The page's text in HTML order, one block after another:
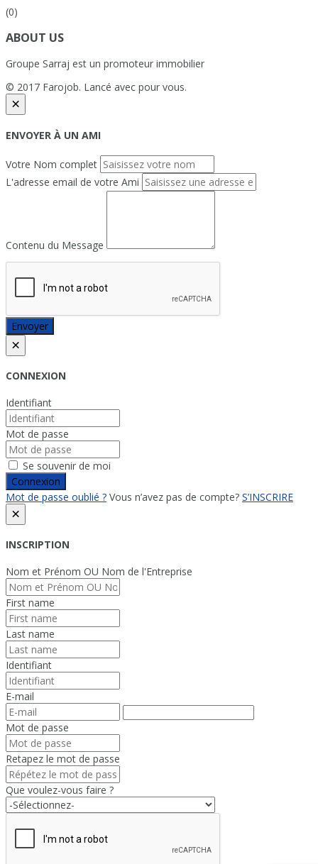
(0)
ABOUT US
Groupe Sarraj est un promoteur immobilier
© 2017 Farojob. Lancé avec pour vous.
×
ENVOYER À UN AMI
Votre Nom complet
L'adresse email de votre Ami
Contenu du Message
Envoyer
×
CONNEXION
Identifiant
Mot de passe
Se souvenir de moi
Connexion
Mot de passe oublié ? Vous n’avez pas de compte? S’INSCRIRE
×
INSCRIPTION
Nom et Prénom OU Nom de l'Entreprise
First name
Last name
Identifiant
E-mail
Mot de passe
Retapez le mot de passe
Que voulez-vous faire ?